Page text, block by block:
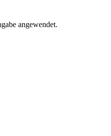
angewendet.